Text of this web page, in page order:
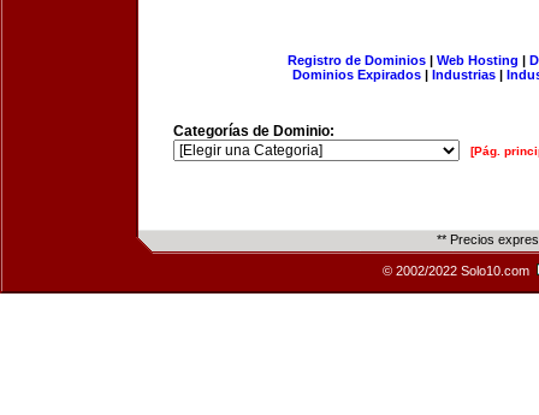
Registro de Dominios| Web Hosting |
Dominios Expirados | Industrias |
Categorías de Dominio:
[Pág.
** Precios
© 2002/2022 Solo10.com